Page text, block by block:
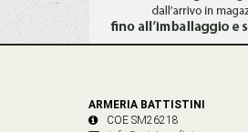
ARMERIA BATTISTINI
COE SM26218